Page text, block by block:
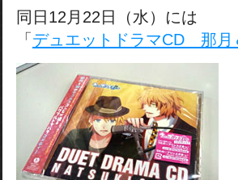
同日12月22日（水）には
「 デュエットドラマCD 那月